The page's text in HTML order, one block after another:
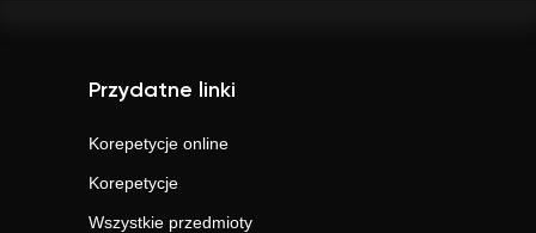
Przydatne linki
Korepetycje online
Korepetycje
Wszystkie przedmioty